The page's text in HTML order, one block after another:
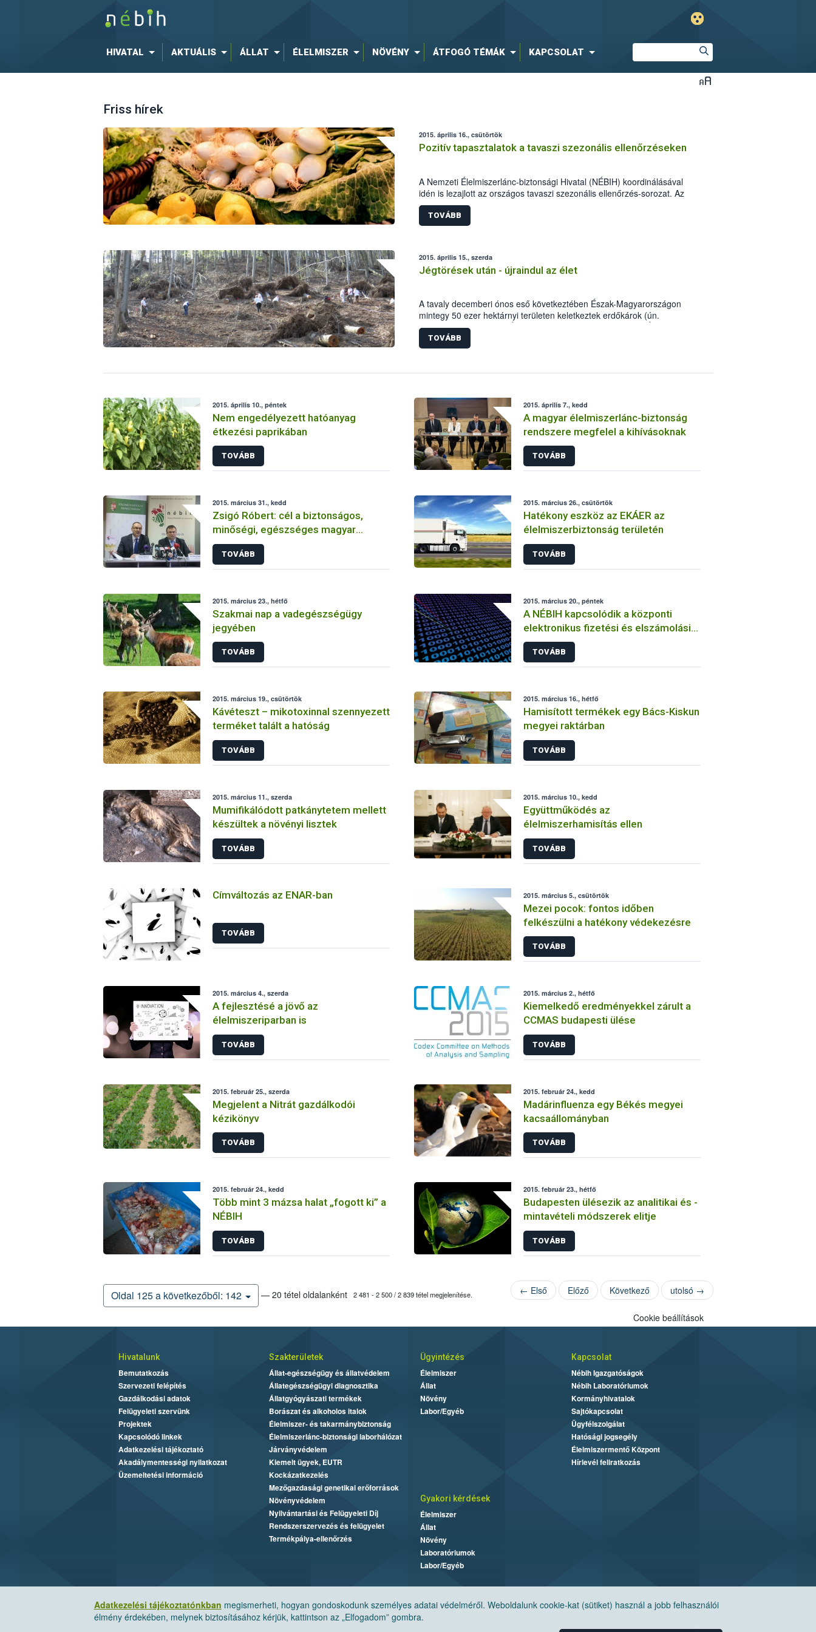
HIVATAL AKTUÁLIS ÁLLAT ÉLELMISZER NÖVÉNY ÁTFOGÓ TÉMÁK KAPCSOLAT
Friss hírek
2015. április 16., csütörtök
Pozitív tapasztalatok a tavaszi szezonális ellenőrzéseken
A Nemzeti Élelmiszerlánc-biztonsági Hivatal (NÉBIH) koordinálásával
idén is lezajlott az országos tavaszi szezonális ellenőrzés-sorozat. Az
élelmiszerlánc-biztonsági szakemberek szűk egy hónap alatt több mint 3
800 ellenőrzést végeztek, 69 alkalommal figyelmeztetést és mintegy 150
esetben bírságot szabtak ki.
TOVÁBB
2015. április 15., szerda
Jégtörések után - újraindul az élet
A tavaly decemberi ónos eső következtében Észak-Magyarországon
mintegy 50 ezer hektárnyi területen keletkeztek erdőkárok (ún.
jégtörések). A Nemzeti Élelmiszerlánc-biztonsági Hivatal (NÉBIH)
munkatársai alapszintű származási kísérlet ültetésével segítették a
helyreállítást a Börzsönyben az Ipoly Erdő Zrt. Diósjenő Erdészeténél.
TOVÁBB
2015. április 10., péntek
Nem engedélyezett hatóanyag
étkezési paprikában
TOVÁBB
2015. április 7., kedd
A magyar élelmiszerlánc-biztonság
rendszere megfelel a kihívásoknak
TOVÁBB
2015. március 31., kedd
Zsigó Róbert: cél a biztonságos,
minőségi, egészséges magyar
élelmiszer
TOVÁBB
2015. március 26., csütörtök
Hatékony eszköz az EKÁER az
élelmiszerbiztonság területén
TOVÁBB
2015. március 23., hétfő
Szakmai nap a vadegészségügy
jegyében
TOVÁBB
2015. március 20., péntek
A NÉBIH kapcsolódik a központi
elektronikus fizetési és elszámolási
rendszerhez
TOVÁBB
2015. március 19., csütörtök
Kávéteszt – mikotoxinnal szennyezett
terméket talált a hatóság
TOVÁBB
2015. március 16., hétfő
Hamisított termékek egy Bács-Kiskun
megyei raktárban
TOVÁBB
2015. március 11., szerda
Mumifikálódott patkánytetem mellett
készültek a növényi lisztek
TOVÁBB
2015. március 10., kedd
Együttműködés az
élelmiszerhamisítás ellen
TOVÁBB
Címváltozás az ENAR-ban
TOVÁBB
2015. március 5., csütörtök
Mezei pocok: fontos időben
felkészülni a hatékony védekezésre
TOVÁBB
2015. március 4., szerda
A fejlesztésé a jövő az
élelmiszeriparban is
TOVÁBB
2015. március 2., hétfő
Kiemelkedő eredményekkel zárult a
CCMAS budapesti ülése
TOVÁBB
2015. február 25., szerda
Megjelent a Nitrát gazdálkodói
kézikönyv
TOVÁBB
2015. február 24., kedd
Madárinfluenza egy Békés megyei
kacsaállományban
TOVÁBB
2015. február 24., kedd
Több mint 3 mázsa halat „fogott ki” a
NÉBIH
TOVÁBB
2015. február 23., hétfő
Budapesten ülésezik az analitikai és -
mintavételi módszerek elitje
TOVÁBB
Oldal 125 a következőből: 142 — 20 tétel oldalanként 2 481 - 2 500 / 2 839 tétel megjelenítése. ← Első Előző Következő utolsó →
Adatkezelési tájékoztatónkban megismerheti, hogyan gondoskodunk személyes adatai védelméről. Weboldalunk cookie-kat (sütiket) használ a jobb felhasználói
élmény érdekében, melynek biztosításához kérjük, kattintson az „Elfogadom” gombra.
Cookie beállítások
Hivatalunk
Bemutatkozás
Szervezeti felépítés
Gazdálkodási adatok
Felügyeleti szervünk
Projektek
Kapcsolódó linkek
Adatkezelési tájékoztató
Akadálymentességi nyilatkozat
Üzemeltetési információ
Szakterületek
Állat-egészségügy és állatvédelem
Állategészségügyi diagnosztika
Állatgyógyászati termékek
Borászat és alkoholos italok
Élelmiszer- és takarmánybiztonság
Élelmiszerlánc-biztonsági laborhálózat
Járványvédelem
Kiemelt ügyek, EUTR
Kockázatkezelés
Mezőgazdasági genetikai erőforrások
Növényvédelem
Nyilvántartási és Felügyeleti Díj
Rendszerszervezés és felügyelet
Termékpálya-ellenőrzés
Ügyintézés
Élelmiszer
Állat
Növény
Labor/Egyéb
Kapcsolat
Nébih Igazgatóságok
Nébih Laboratóriumok
Kormányhivatalok
Sajtókapcsolat
Ügyfélszolgálat
Hatósági jogsegély
Élelmiszermentő Központ
Hírlevél feliratkozás
Gyakori kérdések
Élelmiszer
Állat
Növény
Laboratóriumok
Labor/Egyéb